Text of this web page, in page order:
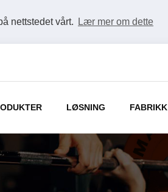
nettstedet vårt. Lær mer om dette
LØSNING FABRIKK